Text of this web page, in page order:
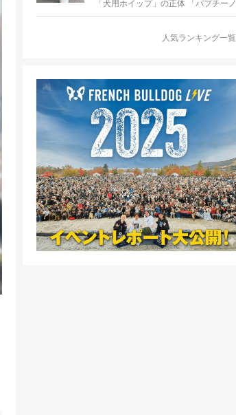
「犬用ホイップ」の正体 「パプチーノ
（Puppuccino）」とは、紙コッ...
人気ランキング一覧